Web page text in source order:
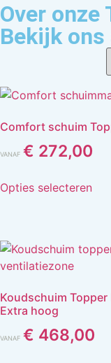
Over onze
Bekijk ons
Comfort schuim
VANAF € 272,00
Opties selecteren
Koudschuim Topper
Extra hoog
VANAF € 468,00